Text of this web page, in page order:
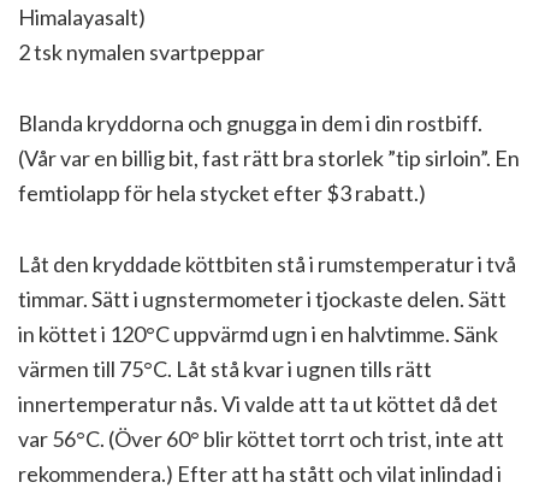
Himalayasalt)
2 tsk nymalen svartpeppar
Blanda kryddorna och gnugga in dem i din rostbiff.
(Vår var en billig bit, fast rätt bra storlek ”tip sirloin”. En
femtiolapp för hela stycket efter $3 rabatt.)
Låt den kryddade köttbiten stå i rumstemperatur i två
timmar. Sätt i ugnstermometer i tjockaste delen. Sätt
in köttet i 120°C uppvärmd ugn i en halvtimme. Sänk
värmen till 75°C. Låt stå kvar i ugnen tills rätt
innertemperatur nås. Vi valde att ta ut köttet då det
var 56°C. (Över 60° blir köttet torrt och trist, inte att
rekommendera.) Efter att ha stått och vilat inlindad i